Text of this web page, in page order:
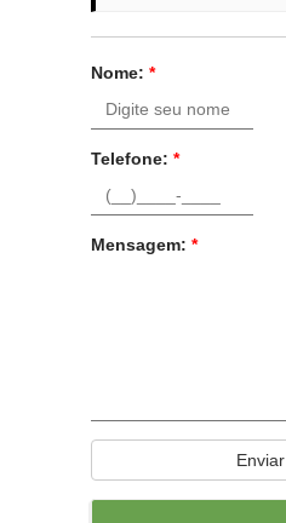
Nome: *
Telefone: *
Mensagem: *
Enviar